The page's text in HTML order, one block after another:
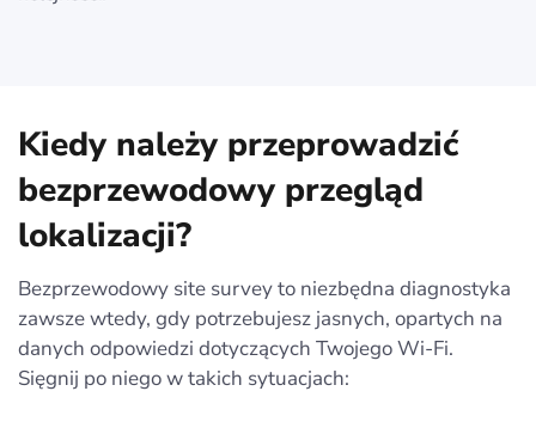
Kiedy należy przeprowadzić
bezprzewodowy przegląd
lokalizacji?
Bezprzewodowy site survey to niezbędna diagnostyka
zawsze wtedy, gdy potrzebujesz jasnych, opartych na
danych odpowiedzi dotyczących Twojego Wi‑Fi.
Sięgnij po niego w takich sytuacjach: